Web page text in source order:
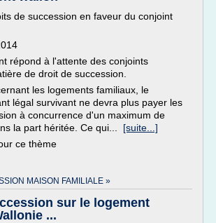
de succession en faveur du conjoint
répond à l'attente des conjoints
de droit de succession.
les logements familiaux, le
légal survivant ne devra plus payer les
à concurrence d'un maximum de
la part héritée. Ce qui... [suite...]
ce thème
MAISON FAMILIALE »
sur le logement
...